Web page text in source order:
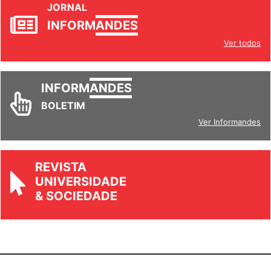
JORNAL
INFORMANDES
Ver todos
INFORMANDES
BOLETIM
Ver Informandes
REVISTA
UNIVERSIDADE
& SOCIEDADE